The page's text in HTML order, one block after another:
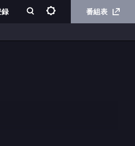
録 番組表